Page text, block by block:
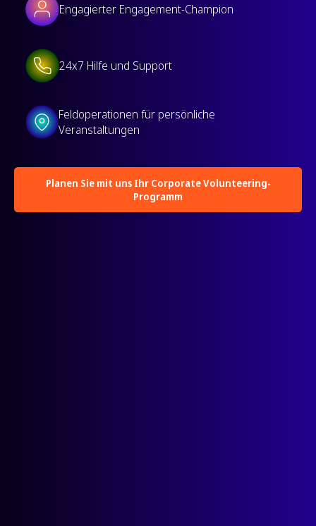
Engagierter Engagement-Champion
24x7 Hilfe und Support
Feldoperationen für persönliche
Veranstaltungen
Planen Sie mit uns Ihr Corporate Volunteering-
Programm